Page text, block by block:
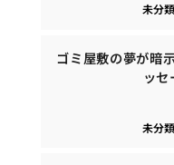
未分類
ゴミ屋敷の夢が暗
ッ
未分類